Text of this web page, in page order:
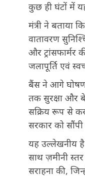
कुछ ही घंटों में
मंत्री ने बताया
वातावरण
और ट्रांसफार्मर
जलापूर्ति एवं
बैंस ने आगे
तक सुरक्षा और
सक्रिय रूप से कर
सरकार को सौंपी
यह उल्लेखनीय है
साथ ज़मीनी
सराहना की,